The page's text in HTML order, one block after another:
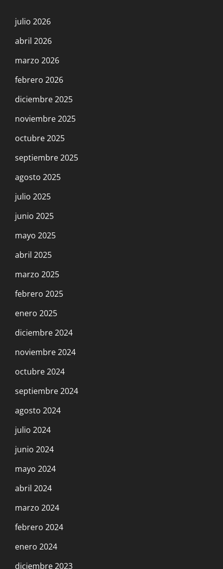
julio 2026
abril 2026
marzo 2026
febrero 2026
diciembre 2025
noviembre 2025
octubre 2025
septiembre 2025
agosto 2025
julio 2025
junio 2025
mayo 2025
abril 2025
marzo 2025
febrero 2025
enero 2025
diciembre 2024
noviembre 2024
octubre 2024
septiembre 2024
agosto 2024
julio 2024
junio 2024
mayo 2024
abril 2024
marzo 2024
febrero 2024
enero 2024
diciembre 2023